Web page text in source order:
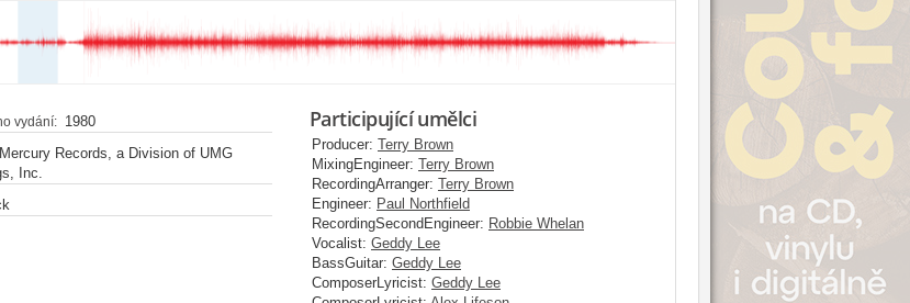
vydání: 1980
Records, a Division of UMG
Inc.
Participující umělci
Producer: Terry Brown
MixingEngineer: Terry Brown
RecordingArranger: Terry Brown
Engineer: Paul Northfield
RecordingSecondEngineer: Robbie Whelan
Vocalist: Geddy Lee
BassGuitar: Geddy Lee
ComposerLyricist: Geddy Lee